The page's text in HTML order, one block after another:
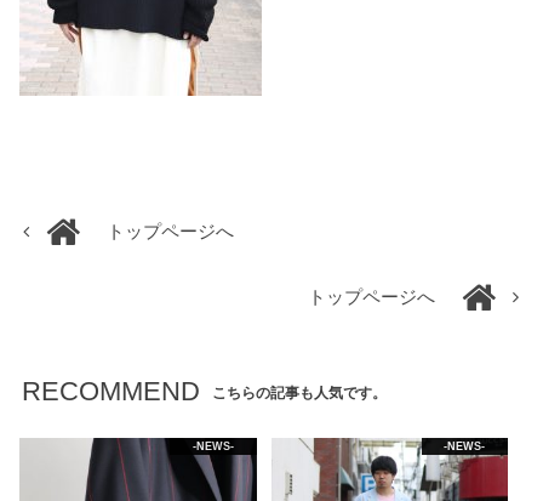
トップページへ
トップページへ
RECOMMEND こちらの記事も人気です。
-NEWS- -NEWS-